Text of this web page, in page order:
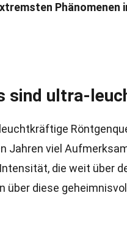
Phänomenen
sind ultra-
Jahren viel
die weit über
über diese